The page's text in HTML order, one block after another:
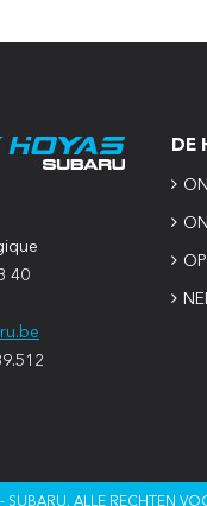
40
DE
ALLE RECHTEN